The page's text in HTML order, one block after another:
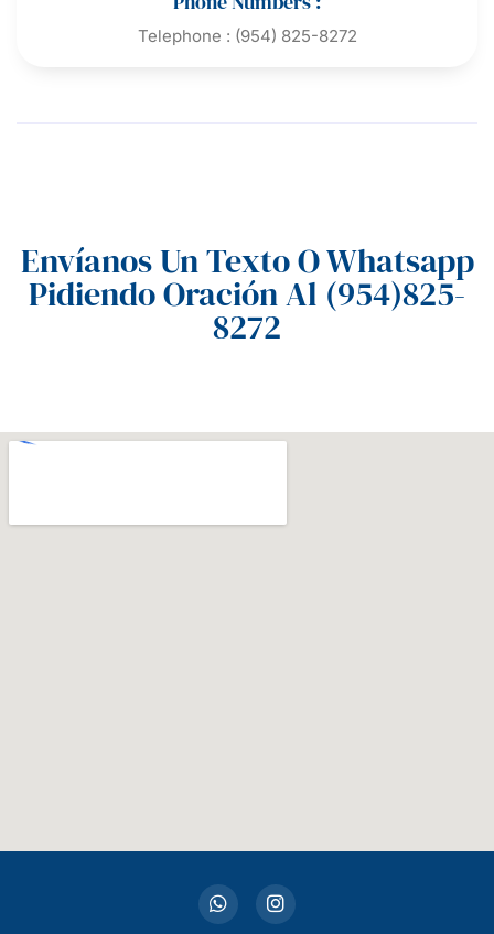
Telephone : (954) 825-8272
Envíanos Un Texto O Whatsapp
Pidiendo Oración Al (954)825-
8272